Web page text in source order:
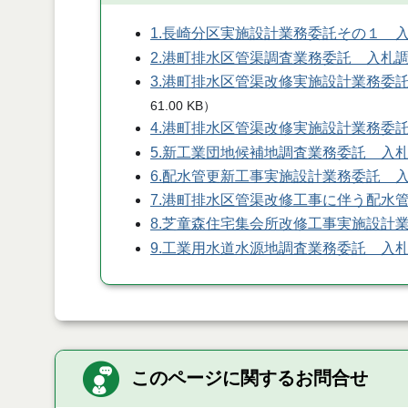
1.長崎分区実施設計業務委託その１
2.港町排水区管渠調査業務委託 入札
3.港町排水区管渠改修実施設計業務委
61.00 KB）
4.港町排水区管渠改修実施設計業務委
5.新工業団地候補地調査業務委託 入
6.配水管更新工事実施設計業務委託
7.港町排水区管渠改修工事に伴う配
8.芝童森住宅集会所改修工事実施設計
9.工業用水道水源地調査業務委託 入
このページに関するお問合せ